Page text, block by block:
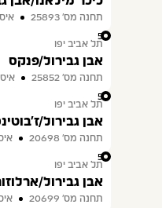
תחנה מס׳ 25893
55
תל אביב יפו
אבן גבירול/פנקס
תחנה מס׳ 25852
56
תל אביב יפו
אבן גבירול/
תחנה מס׳ 20698
57
תל אביב יפו
אבן גבירול/
תחנה מס׳ 20699